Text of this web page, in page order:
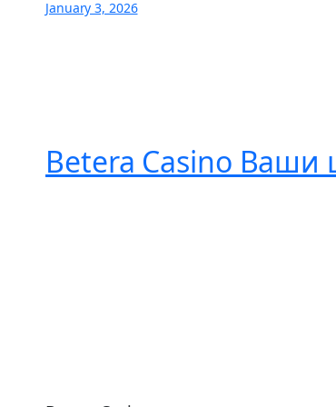
January 3, 2026
Betera Casino Ваши